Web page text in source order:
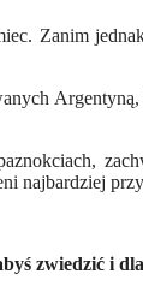
Zanim
najbardziej
zwiedzić i